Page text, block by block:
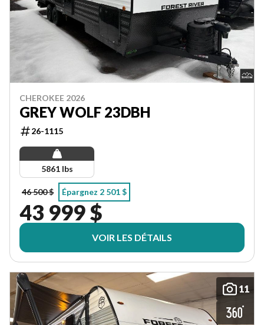
CHEROKEE 2026
GREY WOLF 23DBH
26-1115
5861 lbs
46 500 $ Épargnez 2 501 $
43 999 $
VOIR LES DÉTAILS
11